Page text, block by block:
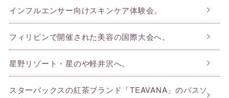
インフルエンサー向けスキンケア体験会。
フィリピンで開催された美容の国際大会へ。
星野リゾート・星のや軽井沢へ。
スターバックスの紅茶ブランド「TEAVANA」のバスソ